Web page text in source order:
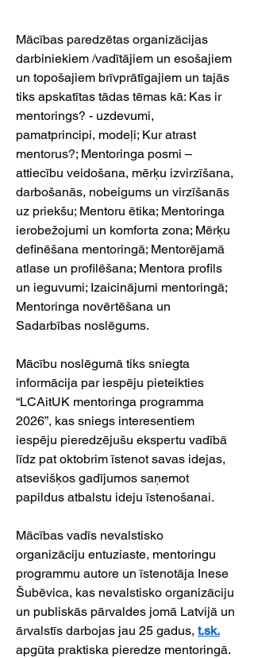
Mācības paredzētas organizācijas
darbiniekiem /vadītājiem un esošajiem
un topošajiem brīvprātīgajiem un tajās
tiks apskatītas tādas tēmas kā: Kas ir
mentorings? - uzdevumi,
pamatprincipi, modeļi; Kur atrast
mentorus?; Mentoringa posmi –
attiecību veidošana, mērķu izvirzīšana,
darbošanās, nobeigums un virzīšanās
uz priekšu; Mentoru ētika; Mentoringa
ierobežojumi un komforta zona; Mērķu
definēšana mentoringā; Mentorējamā
atlase un profilēšana; Mentora profils
un ieguvumi; Izaicinājumi mentoringā;
Mentoringa novērtēšana un
Sadarbības noslēgums.
Mācību noslēgumā tiks sniegta
informācija par iespēju pieteikties
“LCAitUK mentoringa programma
2026”, kas sniegs interesentiem
iespēju pieredzējušu ekspertu vadībā
līdz pat oktobrim īstenot savas idejas,
atsevišķos gadījumos saņemot
papildus atbalstu ideju īstenošanai.
Mācības vadīs nevalstisko
organizāciju entuziaste, mentoringu
programmu autore un īstenotāja Inese
Šubēvica, kas nevalstisko organizāciju
un publiskās pārvaldes jomā Latvijā un
ārvalstīs darbojas jau 25 gadus, t.sk.
apgūta praktiska pieredze mentoringā.